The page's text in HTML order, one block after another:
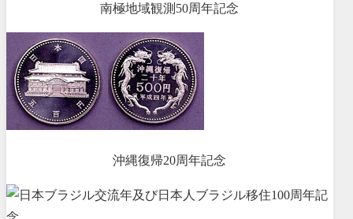
南極地域観測50周年記念
沖縄復帰20周年記念